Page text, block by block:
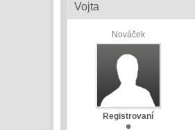
Vojta
Nováček
Registrovaní